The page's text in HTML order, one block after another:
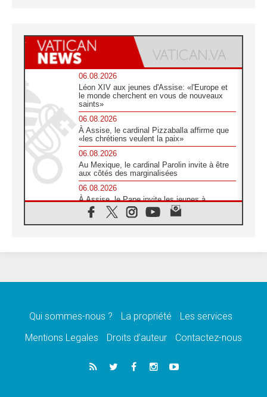
06.08.2026
Léon XIV aux jeunes d'Assise: «l'Europe et
le monde cherchent en vous de nouveaux
saints»
06.08.2026
À Assise, le cardinal Pizzaballa affirme que
«les chrétiens veulent la paix»
06.08.2026
Au Mexique, le cardinal Parolin invite à être
aux côtés des marginalisées
06.08.2026
À Assise, le Pape invite les jeunes à
«construire la civilisation de l'amour»
05.08.2026
d'entendre ceux qui bénissent la guerre»
Léon XIV au Pérou, une lueur d'espoir pour
05.08.2026
SCEAM: L'Église en Afrique vers
Qui sommes-nous ? La propriété
Les services
Mentions Legales
Droits d’auteur Contactez-nous